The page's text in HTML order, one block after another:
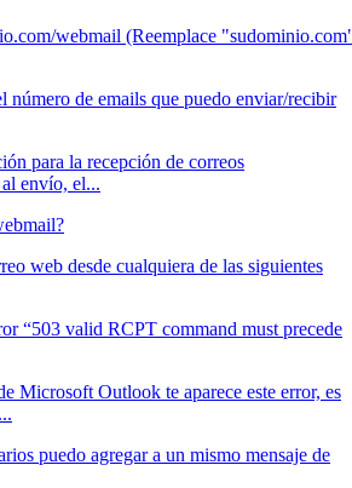
webmail (Reemplace
número de emails que puedo enviar/recibir
para la recepción de correos
envío, el...
web desde cualquiera de las siguientes
“503 valid RCPT command must precede
Microsoft Outlook te aparece este error, es
puedo agregar a un mismo mensaje de